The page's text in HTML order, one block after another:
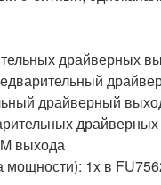
драйверных
драйверный
выхода
1x в